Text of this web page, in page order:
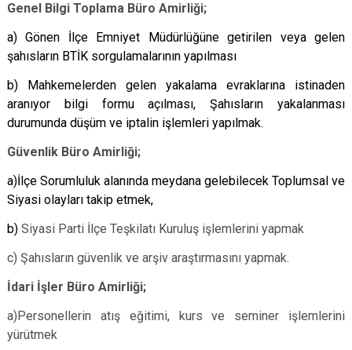
Genel Bilgi Toplama Büro Amirliği;
a) Gönen İlçe Emniyet Müdürlüğüne getirilen veya gelen
şahısların BTİK sorgulamalarının yapılması
b) Mahkemelerden gelen yakalama evraklarına istinaden
aranıyor bilgi formu açılması, Şahısların yakalanması
durumunda düşüm ve iptalin işlemleri yapılmak.
Güvenlik Büro Amirliği;
a)İlçe Sorumluluk alanında meydana gelebilecek Toplumsal ve
Siyasi olayları takip etmek,
b) Siyasi Parti İlçe Teşkilatı Kuruluş işlemlerini yapmak
c) Şahısların güvenlik ve arşiv araştırmasını yapmak.
İdari İşler Büro Amirliği;
a)Personellerin atış eğitimi, kurs ve seminer işlemlerini
yürütmek